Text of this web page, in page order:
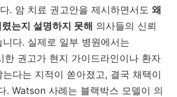
. 암 치료 권고안을 제시하면서도 왜
는지 설명하지 못해 의사들의 신뢰
다. 실제로 일부 병원에서는
한 권고가 현지 가이드라인이나 환자
다는 지적이 쏟아졌고, 결국 채택이
. Watson 사례는 블랙박스 모델이 의